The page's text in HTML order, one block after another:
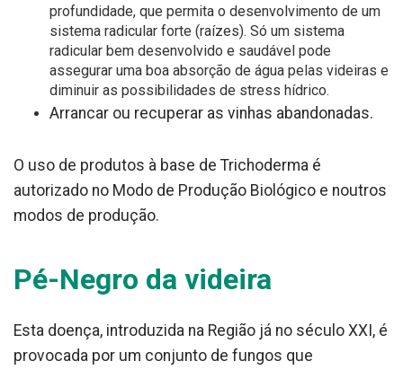
profundidade, que permita o desenvolvimento de um
sistema radicular forte (raízes). Só um sistema
radicular bem desenvolvido e saudável pode
assegurar uma boa absorção de água pelas videiras e
diminuir as possibilidades de stress hídrico.
Arrancar ou recuperar as vinhas abandonadas.
O uso de produtos à base de Trichoderma é
autorizado no Modo de Produção Biológico e noutros
modos de produção.
Pé-Negro da videira
Esta doença, introduzida na Região já no século XXI, é
provocada por um conjunto de fungos que